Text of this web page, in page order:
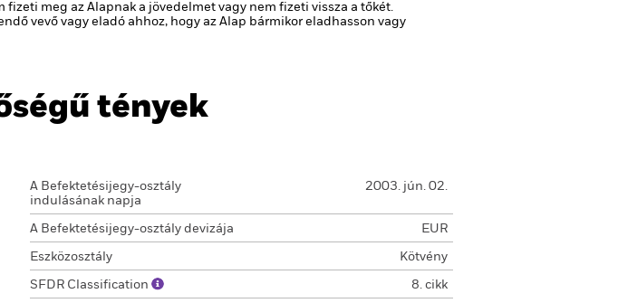
meg az Alapnak a jövedelmet vagy nem fizeti vissza a tőkét.
vevő vagy eladó ahhoz, hogy az Alap bármikor eladhasson vagy
tények
A Befektetésijegy-osztály
indulásának napja
2003. jún. 02.
A Befektetésijegy-osztály devizája EUR
Eszközosztály Kötvény
SFDR Classification 8. cikk